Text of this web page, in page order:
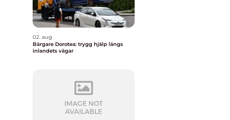
02. aug
Bärgare Dorotea: trygg hjälp längs
inlandets vägar